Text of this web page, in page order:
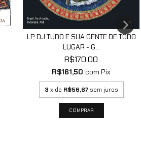
LP DJ TUDO E SUA GENTE DE TODO
LUGAR - G...
R$170,00
R$161,50 com Pix
3 x de R$56,67 sem juros